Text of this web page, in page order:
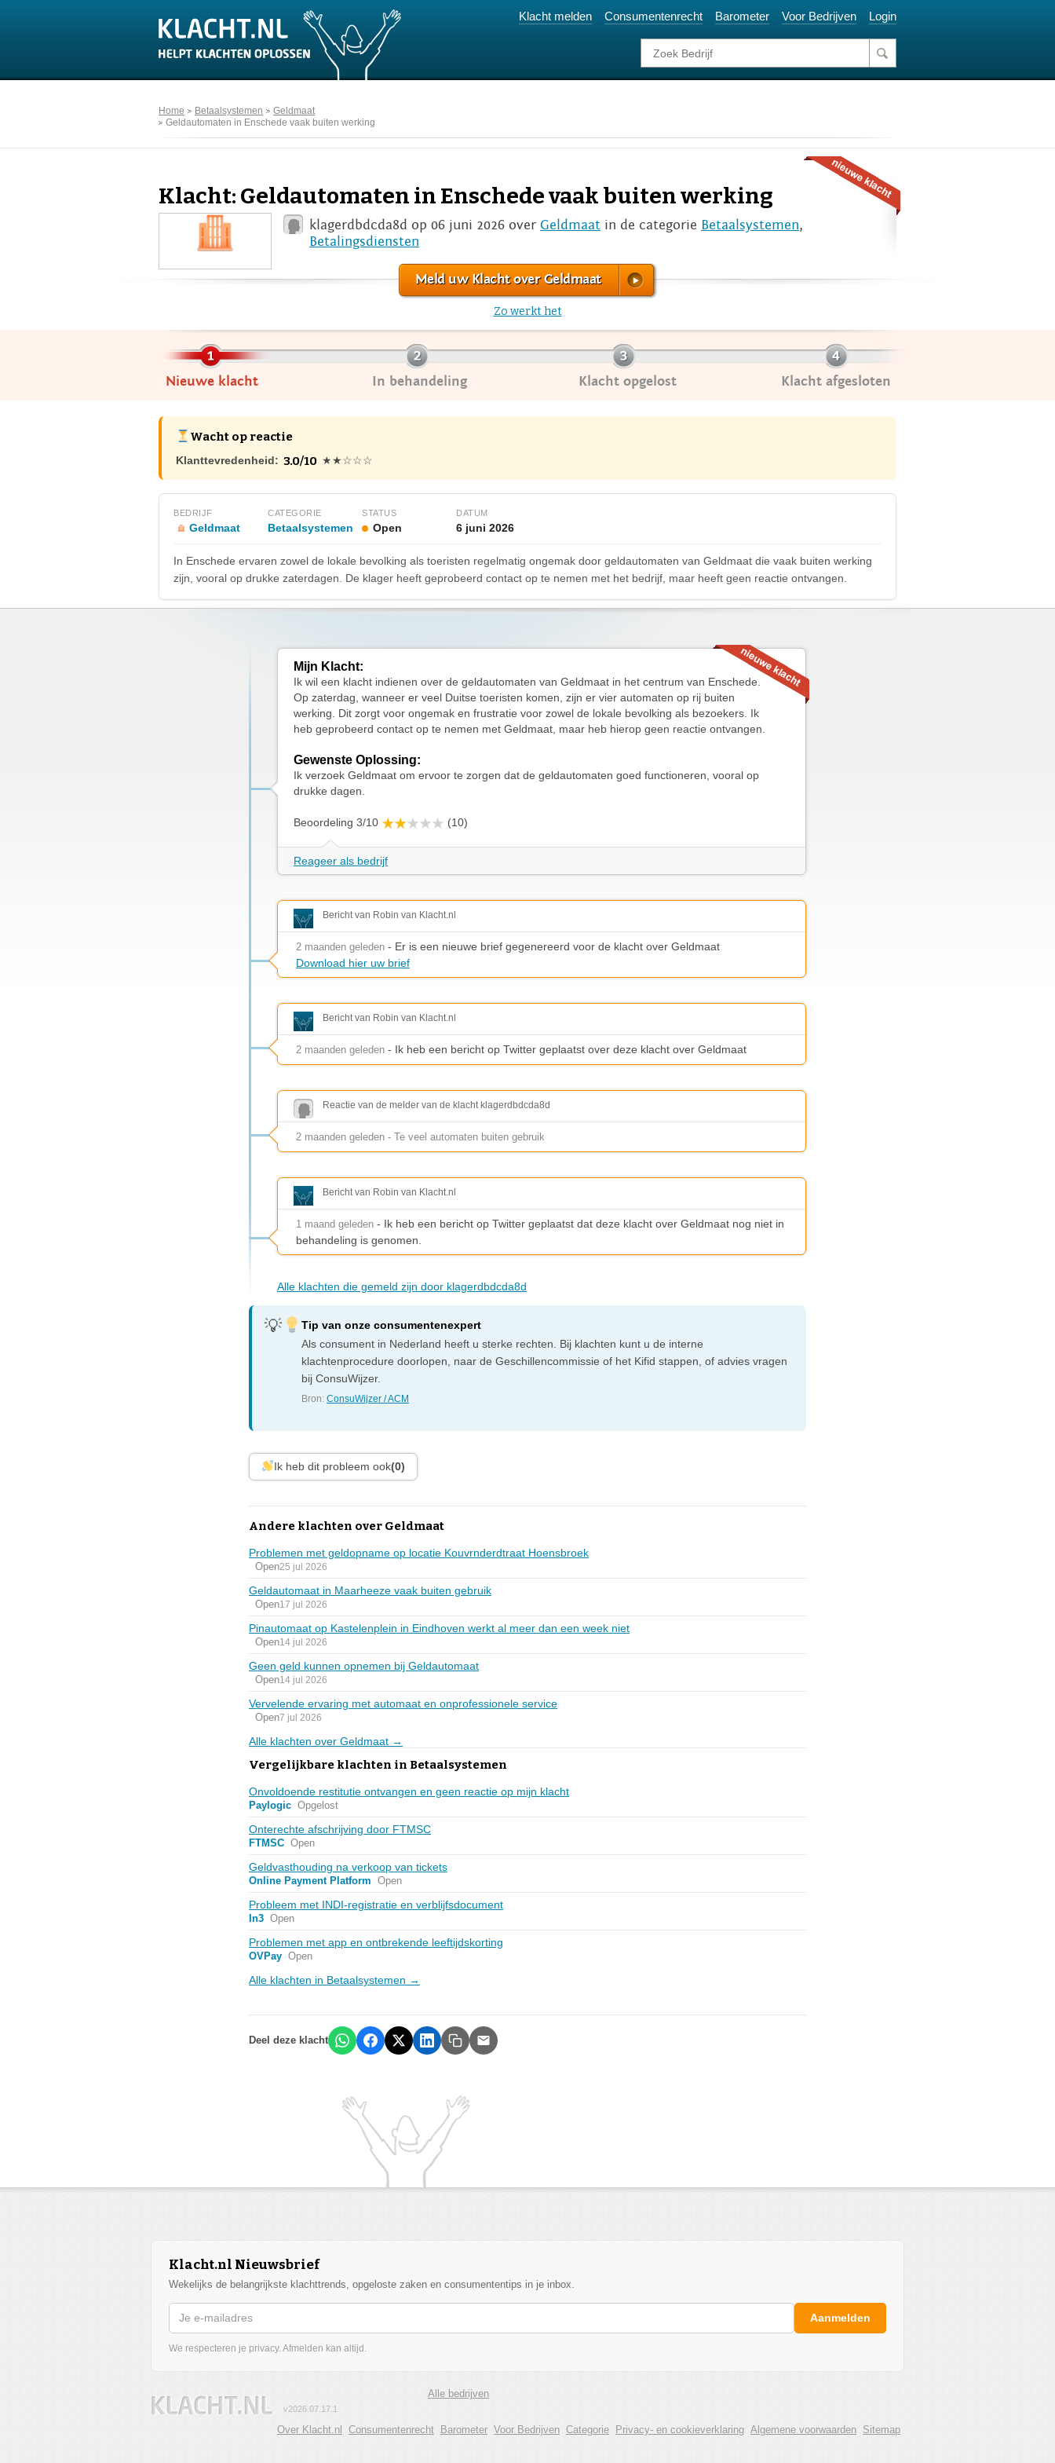
Klacht melden Consumentenrecht Barometer Voor Bedrijven Login
Home Betaalsystemen
Geldmaat
Geldautomaten in Enschede vaak buiten werking
Klacht: Geldautomaten in Enschede vaak buiten werking
klagerdbdcda8d op 06 juni 2026 over Geldmaat in de categorie Betaalsystemen,
Betalingsdiensten
Meld uw Klacht over Geldmaat
Zo werkt het
Nieuwe klacht In behandeling Klacht opgelost Klacht afgesloten
Wacht op reactie
Klanttevredenheid: 3.0/10 ★★☆☆☆
BEDRIJF
Geldmaat
CATEGORIE
Betaalsystemen
STATUS
Open
DATUM
6 juni 2026
In Enschede ervaren zowel de lokale bevolking als toeristen regelmatig ongemak door geldautomaten van Geldmaat die vaak buiten werking
zijn, vooral op drukke zaterdagen. De klager heeft geprobeerd contact op te nemen met het bedrijf, maar heeft geen reactie ontvangen.
Mijn Klacht:
Ik wil een klacht indienen over de geldautomaten van Geldmaat in het centrum van Enschede.
Op zaterdag, wanneer er veel Duitse toeristen komen, zijn er vier automaten op rij buiten
werking. Dit zorgt voor ongemak en frustratie voor zowel de lokale bevolking als bezoekers. Ik
heb geprobeerd contact op te nemen met Geldmaat, maar heb hierop geen reactie ontvangen.
Gewenste Oplossing:
Ik verzoek Geldmaat om ervoor te zorgen dat de geldautomaten goed functioneren, vooral op
drukke dagen.
Beoordeling 3/10 (10)
Reageer als bedrijf
Bericht van Robin van Klacht.nl
2 maanden geleden - Er is een nieuwe brief gegenereerd voor de klacht over Geldmaat
Download hier uw brief
Bericht van Robin van Klacht.nl
2 maanden geleden - Ik heb een bericht op Twitter geplaatst over deze klacht over Geldmaat
Reactie van de melder van de klacht klagerdbdcda8d
2 maanden geleden - Te veel automaten buiten gebruik
Bericht van Robin van Klacht.nl
1 maand geleden - Ik heb een bericht op Twitter geplaatst dat deze klacht over Geldmaat nog niet in
behandeling is genomen.
Alle klachten die gemeld zijn door klagerdbdcda8d
Tip van onze consumentenexpert
Als consument in Nederland heeft u sterke rechten. Bij klachten kunt u de interne
klachtenprocedure doorlopen, naar de Geschillencommissie of het Kifid stappen, of advies vragen
bij ConsuWijzer.
Bron:ConsuWijzer / ACM
Ik heb dit probleem ook(0)
Andere klachten over Geldmaat
Problemen met geldopname op locatie Kouvrnderdtraat Hoensbroek
Open25 jul 2026
Geldautomaat in Maarheeze vaak buiten gebruik
Open17 jul 2026
Pinautomaat op Kastelenplein in Eindhoven werkt al meer dan een week niet
Open14 jul 2026
Geen geld kunnen opnemen bij Geldautomaat
Open14 jul 2026
Vervelende ervaring met automaat en onprofessionele service
Open7 jul 2026
Alle klachten over Geldmaat →
Vergelijkbare klachten in Betaalsystemen
Onvoldoende restitutie ontvangen en geen reactie op mijn klacht
Paylogic Opgelost
Onterechte afschrijving door FTMSC
FTMSC Open
Geldvasthouding na verkoop van tickets
Online Payment Platform Open
Probleem met INDI-registratie en verblijfsdocument
In3 Open
Problemen met app en ontbrekende leeftijdskorting
OVPay Open
Alle klachten in Betaalsystemen →
Deel deze klacht
Klacht.nl Nieuwsbrief
Wekelijks de belangrijkste klachttrends, opgeloste zaken en consumententips in je inbox.
Aanmelden
We respecteren je privacy. Afmelden kan altijd.
Alle bedrijven
v2026.07.17.1
Over Klacht.nl Consumentenrecht Barometer Voor Bedrijven Categorie Privacy- en cookieverklaring Algemene voorwaarden Sitemap